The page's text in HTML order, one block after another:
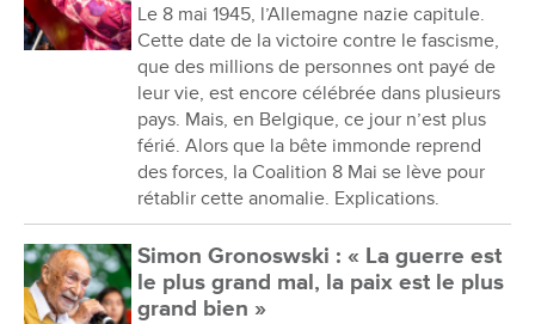
Le 8 mai 1945, l’Allemagne nazie capitule.
Cette date de la victoire contre le fascisme,
que des millions de personnes ont payé de
leur vie, est encore célébrée dans plusieurs
pays. Mais, en Belgique, ce jour n’est plus
férié. Alors que la bête immonde reprend
des forces, la Coalition 8 Mai se lève pour
rétablir cette anomalie. Explications.
Simon Gronoswski : « La guerre est
le plus grand mal, la paix est le plus
grand bien »